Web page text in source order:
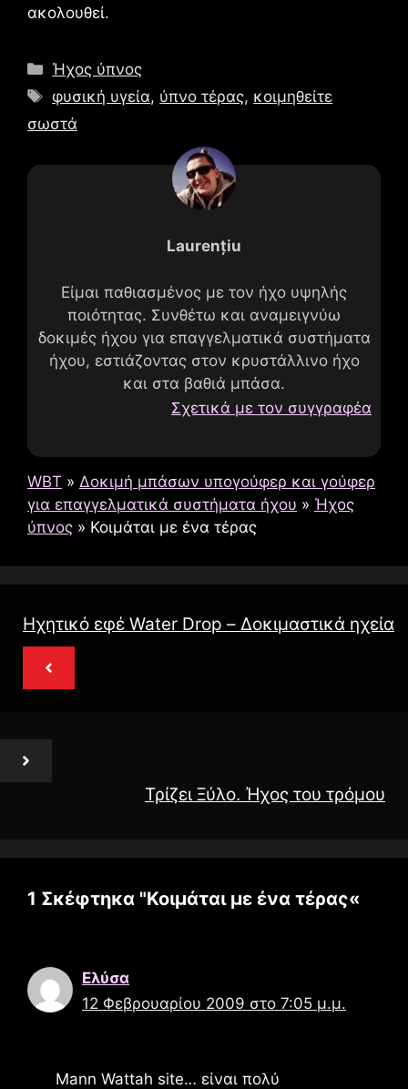
ακολουθεί.
Κατηγορίες
Ήχος ύπνος
Ετικέτες
φυσική υγεία, ύπνο τέρας, κοιμηθείτε
σωστά
Laurențiu
Είμαι παθιασμένος με τον ήχο υψηλής
ποιότητας. Συνθέτω και αναμειγνύω
δοκιμές ήχου για επαγγελματικά συστήματα
ήχου, εστιάζοντας στον κρυστάλλινο ήχο
και στα βαθιά μπάσα.
Σχετικά με τον συγγραφέα
WBT » Δοκιμή μπάσων υπογούφερ και γούφερ
για επαγγελματικά συστήματα ήχου » Ήχος
ύπνος » Κοιμάται με ένα τέρας
Ηχητικό εφέ Water Drop – Δοκιμαστικά ηχεία
Τρίζει Ξύλο. Ήχος του τρόμου
1 Σκέφτηκα "Κοιμάται με ένα τέρας«
Ελύσα
12 Φεβρουαρίου 2009 στο 7:05 μ.μ.
Mann Wattah site… είναι πολύ